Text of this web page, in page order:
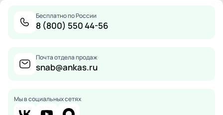
Бесплатно по России
8 (800) 550 44-56
Почта отдела продаж
snab@ankas.ru
Мы в социальных сетях